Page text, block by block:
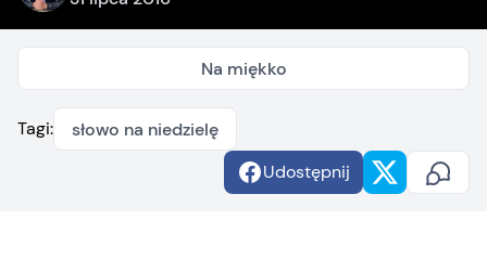
Na miękko
Tagi:
słowo na niedzielę
Udostępnij